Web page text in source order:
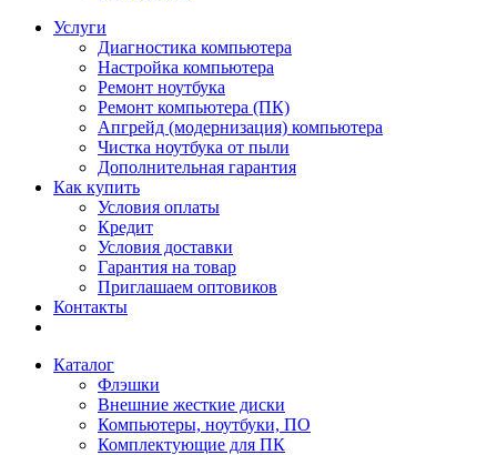
Услуги
Диагностика компьютера
Настройка компьютера
Ремонт ноутбука
Ремонт компьютера (ПК)
Апгрейд (модернизация) компьютера
Чистка ноутбука от пыли
Дополнительная гарантия
Как купить
Условия оплаты
Кредит
Условия доставки
Гарантия на товар
Приглашаем оптовиков
Контакты
Каталог
Флэшки
Внешние жесткие диски
Компьютеры, ноутбуки, ПО
Комплектующие для ПК